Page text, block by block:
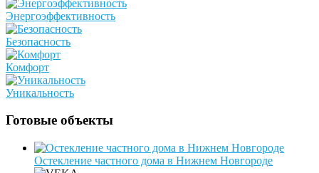
Энергоэффективность
Безопасность
Комфорт
Уникальность
Готовые объекты
Остекление частного дома в Нижнем Новгороде